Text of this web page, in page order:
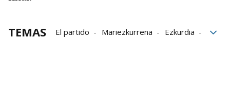
TEMAS El partido Mariezkurrena
Ezkurdia